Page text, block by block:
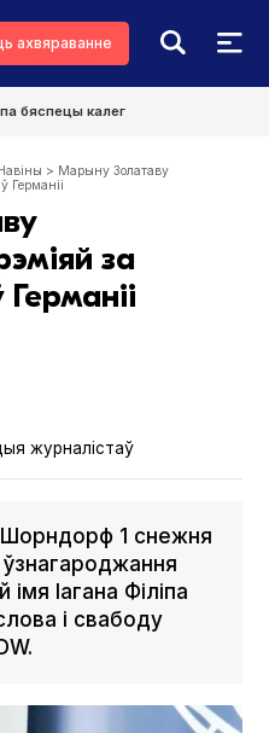
ахвяраванне
бяспецы калег
> Марыну Золатаву
Германіі
за
журналістаў
1 снежня
Іагана Філіпа
і свабоду